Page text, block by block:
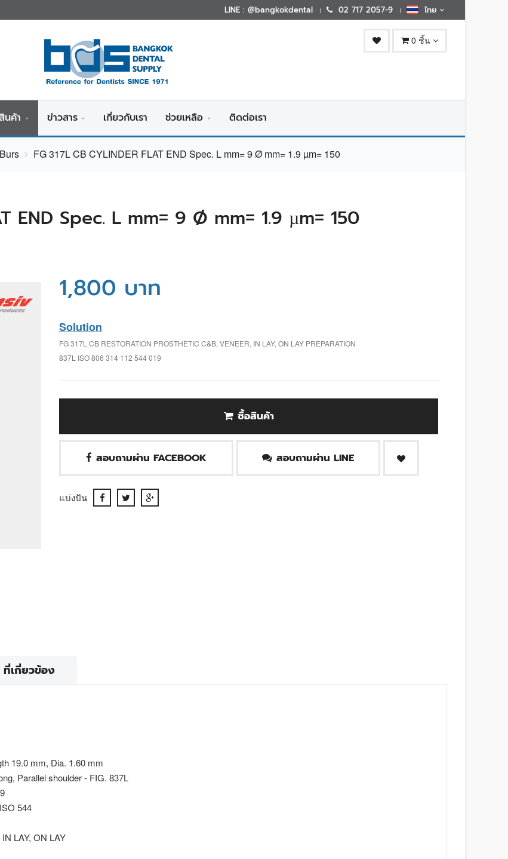
LINE : @bangkokdental 02 717 2057-9 ไทย
0 ชิ้น
นค้า ข่าวสาร เกี่ยวกับเรา ช่วยเหลือ ติดต่อเรา
FG 317L CB CYLINDER FLAT END Spec. L mm= 9 Ø mm= 1.9 µm= 150
END Spec. L mm= 9 Ø mm= 1.9 µm= 150
1,800 บาท
Solution
FG 317L CB RESTORATION PROSTHETIC C&B, VENEER, IN LAY, ON LAY PREPARATION
837L ISO 806 314 112 544 019
ซื้อสินค้า
สอบถามผ่าน FACEBOOK สอบถามผ่าน LINE
แบ่งปัน
ที่เกี่ยวข้อง
19.0 mm, Dia. 1.60 mm
Parallel shoulder - FIG. 837L
544
LAY, ON LAY